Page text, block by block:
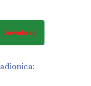
Download